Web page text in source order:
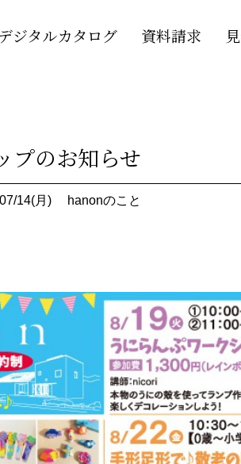
デジタルカタログ 資料請求
のお知らせ
14(月) hanonのこと